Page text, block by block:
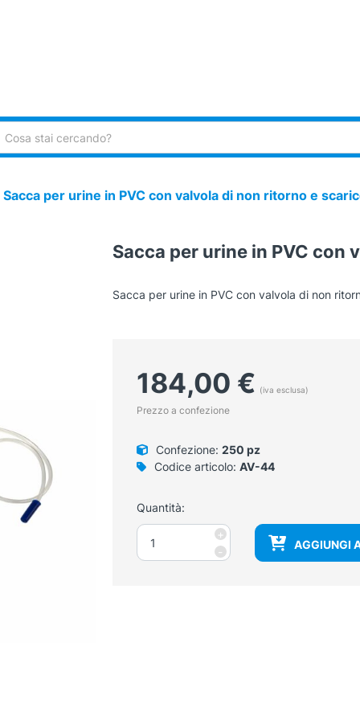
Sacca per urine in PVC con valvola di non ritorno e
Sacca per urine in PVC con
Sacca per urine in PVC con valvola di non
184,00 € (iva esclusa)
Prezzo a confezione
Confezione: 250 pz
Codice articolo: AV-44
Quantità:
-
Sacca
per
urine
+
AGGIUNGI